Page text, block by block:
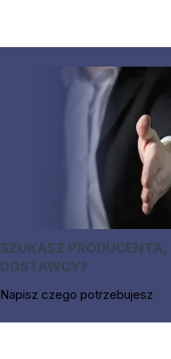
SZUKASZ PRODUCENTA,
DOSTAWCY?
Napisz czego potrzebujesz